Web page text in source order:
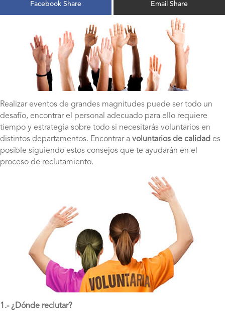
Facebook Share Email Share
Realizar eventos de grandes magnitudes puede ser todo un
desafío, encontrar el personal adecuado para ello requiere
tiempo y estrategia sobre todo si necesitarás voluntarios en
distintos departamentos. Encontrar a voluntarios de calidad es
posible siguiendo estos consejos que te ayudarán en el
proceso de reclutamiento.
1.- ¿Dónde reclutar?